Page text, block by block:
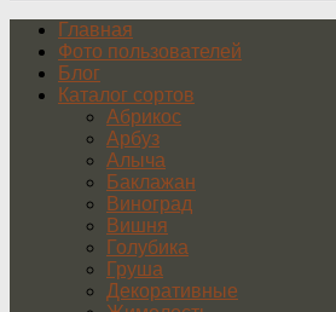
Главная
Фото пользователей
Блог
Каталог сортов
Абрикос
Арбуз
Алыча
Баклажан
Виноград
Вишня
Голубика
Груша
Декоративные